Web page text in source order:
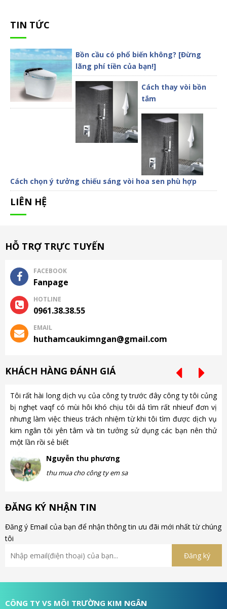
TIN TỨC
Bồn cầu có phổ biến không? [Đừng
lãng phí tiền của bạn!]
Cách thay vòi bồn
tắm
Cách chọn ý tưởng chiếu sáng vòi hoa sen phù hợp
LIÊN HỆ
HỖ TRỢ TRỰC TUYẾN
FACEBOOK
Fanpage
HOTLINE
0961.38.38.55
EMAIL
huthamcaukimngan@gmail.com
KHÁCH HÀNG ĐÁNH GIÁ
Tôi rất hài long dịch vụ của công ty trước đây công ty tôi củng
bị nghẹt vaqf có mùi hôi khó chịu tôi dả tìm rất nhieuf đơn vị
nhưng làm việc thieus trách nhiệm từ khi tôi tìm được dịch vụ
kim ngân tôi yên tâm và tin tưởng sử dụng các bạn nên thử
một lần rồi sẻ biết
Nguyễn thu phương
thu mua cho công ty em sa
ĐĂNG KÝ NHẬN TIN
Đăng ý Email của bạn để nhận thông tin ưu đãi mới nhất từ chúng
tôi
CÔNG TY VS MÔI TRƯỜNG KIM NGÂN